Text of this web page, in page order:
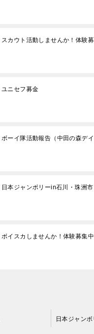
スカウト活動しませんか！体験
ユニセフ募金
ボーイ隊活動報告（中田の森デイ
日本ジャンボリーin石川・珠洲市
ボイスカしませんか！体験募集中